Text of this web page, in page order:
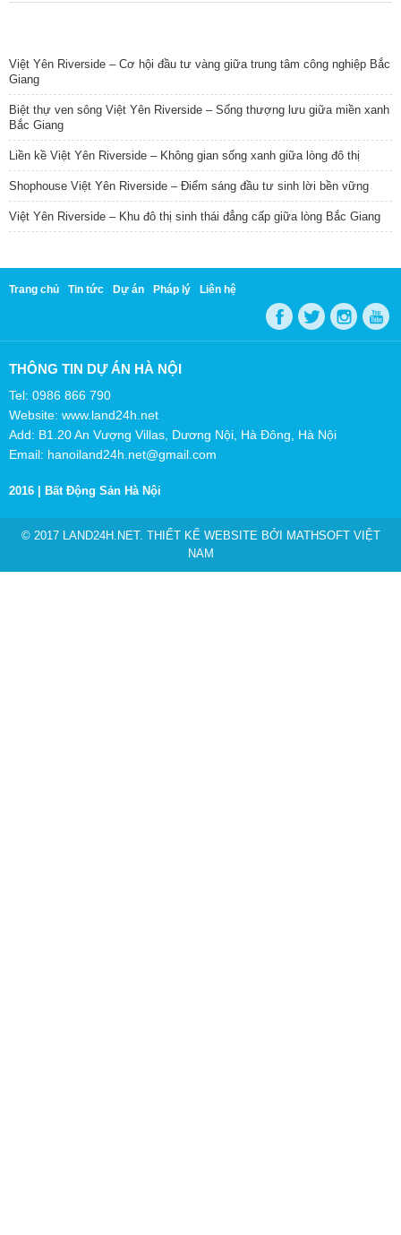
Việt Yên Riverside – Cơ hội đầu tư vàng giữa trung tâm công nghiệp Bắc
Giang
Biệt thự ven sông Việt Yên Riverside – Sống thượng lưu giữa miền xanh
Bắc Giang
Liền kề Việt Yên Riverside – Không gian sống xanh giữa lòng đô thị
Shophouse Việt Yên Riverside – Điểm sáng đầu tư sinh lời bền vững
Việt Yên Riverside – Khu đô thị sinh thái đẳng cấp giữa lòng Bắc Giang
Trang chủ Tin tức Dự án Pháp lý Liên hệ
THÔNG TIN DỰ ÁN HÀ NỘI
Tel: 0986 866 790
Website: www.land24h.net
Add: B1.20 An Vượng Villas, Dương Nội, Hà Đông, Hà Nội
Email: hanoiland24h.net@gmail.com
2016 | Bất Động Sản Hà Nội
© 2017 LAND24H.NET. THIẾT KẾ WEBSITE BỞI
MATHSOFT VIỆT
NAM